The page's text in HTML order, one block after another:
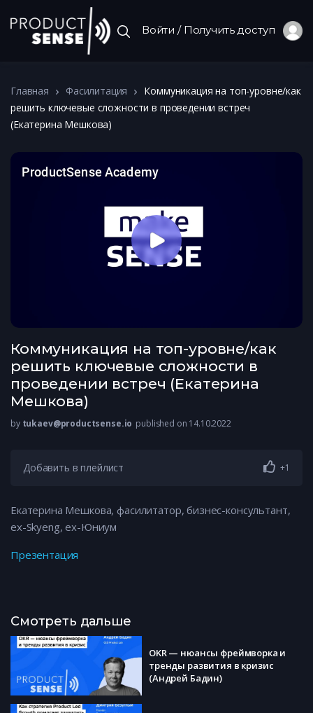
Войти / Получить доступ
Главная Фасилитация
Коммуникация на топ-уровне/как
решить ключевые сложности в проведении встреч
(Екатерина Мешкова)
Коммуникация на топ-уровне/как
решить ключевые сложности в
проведении встреч (Екатерина
Мешкова)
by tukaev@productsense.io published on 14.10.2022
Добавить в плейлист +1
Екатерина Мешкова, фасилитатор, бизнес-консультант,
ex-Skyeng, ex-Юниум
Презентация
Смотреть дальше
OKR — нюансы фреймворка и
тренды развития в кризис
(Андрей Бадин)